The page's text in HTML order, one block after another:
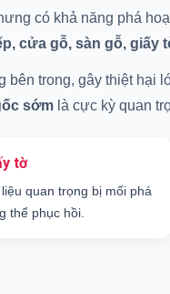
có khả năng phá
cửa gỗ, sàn gỗ, giấy
bên trong, gây thiệt hại
sớmlà cực kỳ quan
tờ
quan trọng bị mối phá
thể phục hồi.